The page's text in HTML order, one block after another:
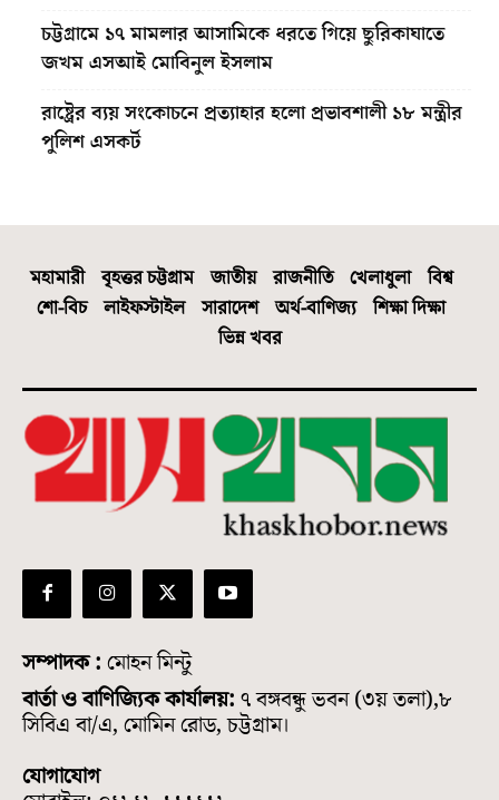
চট্টগ্রামে ১৭ মামলার আসামিকে ধরতে গিয়ে ছুরিকাঘাতে
জখম এসআই মোবিনুল ইসলাম
রাষ্ট্রের ব্যয় সংকোচনে প্রত্যাহার হলো প্রভাবশালী ১৮ মন্ত্রীর
পুলিশ এসকর্ট
মহামারী বৃহত্তর চট্টগ্রাম জাতীয় রাজনীতি খেলাধুলা
বিশ্ব
শো-বিচ
লাইফস্টাইল সারাদেশ অর্থ-বাণিজ্য
শিক্ষা দিক্ষা
ভিন্ন খবর
সম্পাদক : মোহন মিন্টু
বার্তা ও বাণিজ্যিক কার্যালয়: ৭ বঙ্গবন্ধু ভবন (৩য় তলা),৮
সিবিএ বা/এ, মোমিন রোড, চট্টগ্রাম।
যোগাযোগ